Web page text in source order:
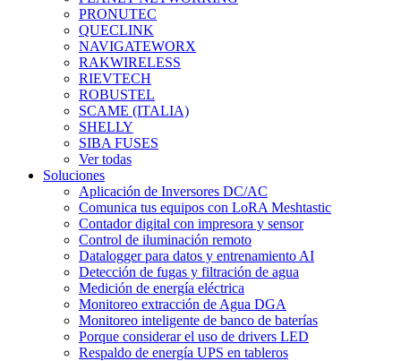
PRONUTEC
QUECLINK
NAVIGATEWORX
RAKWIRELESS
RIEVTECH
ROBUSTEL
SCAME (ITALIA)
SHELLY
SIBA FUSES
Ver todas
Soluciones
Aplicación de Inversores DC/AC
Comunica tus equipos con LoRA Meshtastic
Contador digital con impresora y sensor
Control de iluminación remoto
Datalogger para datos y entrenamiento AI
Detección de fugas y filtración de agua
Medición de energía eléctrica
Monitoreo extracción de Agua DGA
Monitoreo inteligente de banco de baterías
Porque considerar el uso de drivers LED
Respaldo de energía UPS en tableros